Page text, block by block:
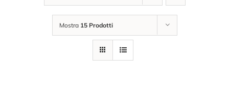
Mostra 15 Prodotti